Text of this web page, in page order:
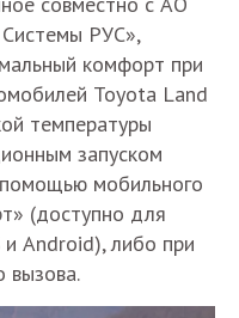
РУС»,
комфорт при
Toyota Land
температуры
запуском
мобильного
(доступно для
Android), либо при
вызова.